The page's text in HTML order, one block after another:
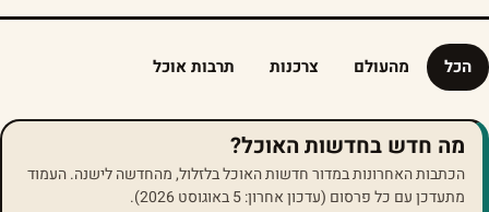
הכל מהעולם צרכנות תרבות אוכל
מה חדש בחדשות האוכל?
הכתבות האחרונות במדור חדשות האוכל בלזלול, מהחדשה לישנה. העמוד
מתעדכן עם כל פרסום (עדכון אחרון: 5 באוגוסט 2026).